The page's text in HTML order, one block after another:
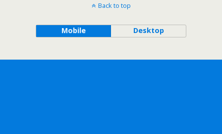
Back to top
Mobile Desktop